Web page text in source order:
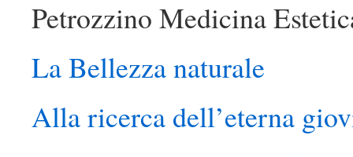
Petrozzino Medicina
La Bellezza naturale
Alla ricerca dell’eterna